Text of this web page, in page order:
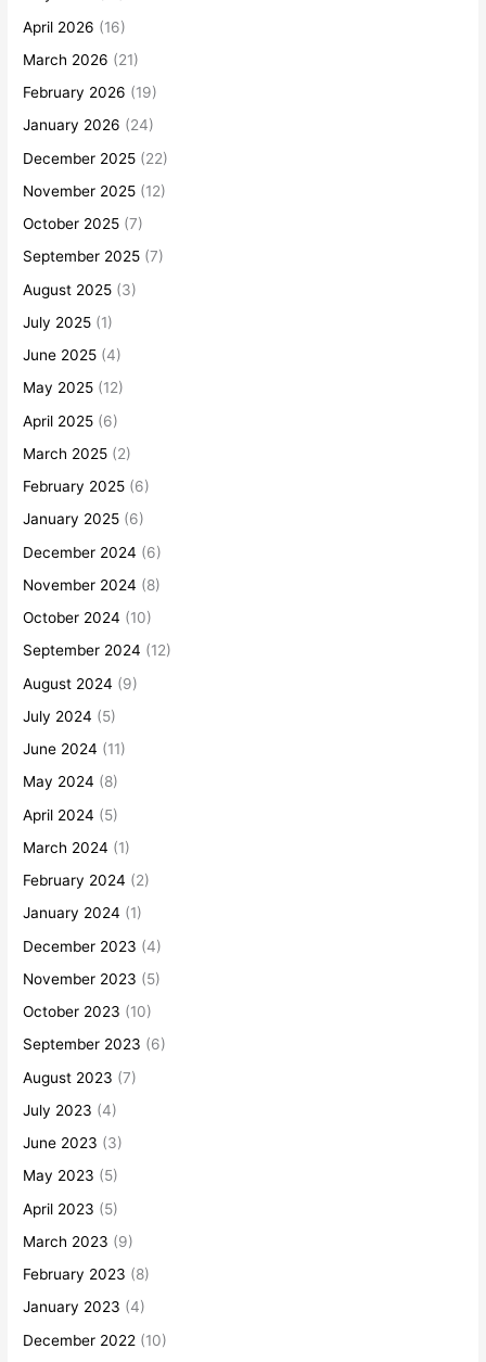
April 2026 (16)
March 2026 (21)
February 2026 (19)
January 2026 (24)
December 2025 (22)
November 2025 (12)
October 2025 (7)
September 2025 (7)
August 2025 (3)
July 2025 (1)
June 2025 (4)
May 2025 (12)
April 2025 (6)
March 2025 (2)
February 2025 (6)
January 2025 (6)
December 2024 (6)
November 2024 (8)
October 2024 (10)
September 2024 (12)
August 2024 (9)
July 2024 (5)
June 2024 (11)
May 2024 (8)
April 2024 (5)
March 2024 (1)
February 2024 (2)
January 2024 (1)
December 2023 (4)
November 2023 (5)
October 2023 (10)
September 2023 (6)
August 2023 (7)
July 2023 (4)
June 2023 (3)
May 2023 (5)
April 2023 (5)
March 2023 (9)
February 2023 (8)
January 2023 (4)
December 2022 (10)